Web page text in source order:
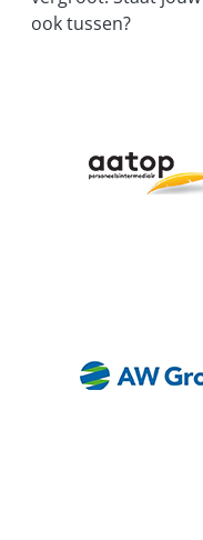
ook tussen?